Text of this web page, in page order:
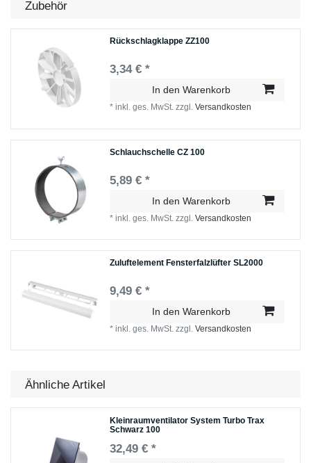
Zubehör
Rückschlagklappe ZZ100
3,34 € *
In den Warenkorb
*inkl. ges. MwSt. zzgl.Versandkosten
Schlauchschelle СZ 100
5,89 € *
In den Warenkorb
*inkl. ges. MwSt. zzgl.Versandkosten
Zuluftelement Fensterfalzlüfter SL2000
9,49 € *
In den Warenkorb
*inkl. ges. MwSt. zzgl.Versandkosten
Ähnliche Artikel
Kleinraumventilator System Turbo Trax
Schwarz 100
32,49 € *